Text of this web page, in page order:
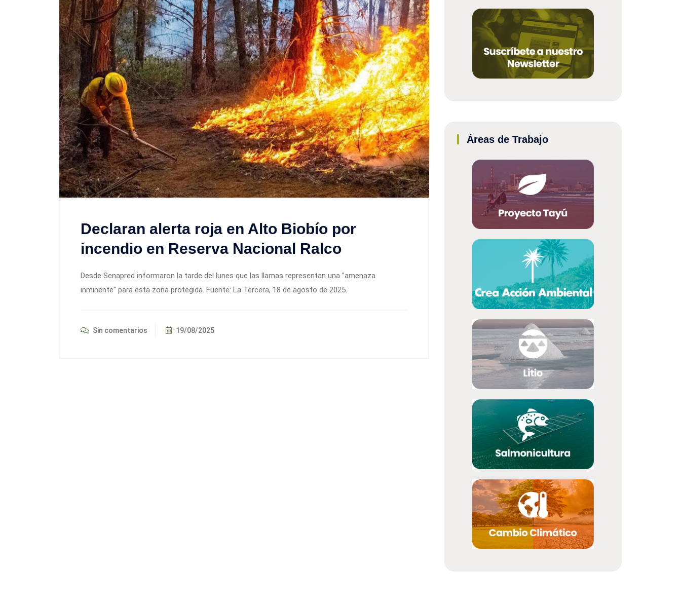
Declaran alerta roja en Alto Biobío por
incendio en Reserva Nacional Ralco
Desde Senapred informaron la tarde del lunes que las llamas representan una "amenaza
inminente" para esta zona protegida. Fuente: La Tercera, 18 de agosto de 2025.
Sin comentarios 19/08/2025
Áreas de Trabajo